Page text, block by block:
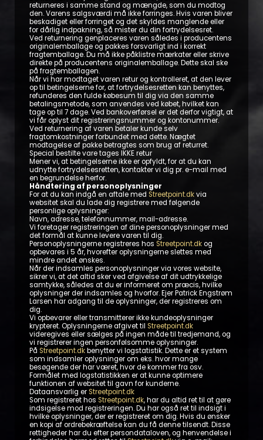
returneres i samme stand og mængde, som du modtog
den. Varens salgsværdi må ikke forringes. Hvis varen bliver
beskadiget eller forringet og det skyldes manglende eller
for dårlig indpakning, så mister du din fortrydelsesret.
Ved returnering genplaceres varen således i producentens
originalemballage og pakkes forsvarligt ind i korrekt
fragtemballage. Du må ikke påklistre mærkater eller skrive
direkte på producentens originalemballage. Dette skal ske
på fragtemballagen.
Når vi har modtaget varen retur og kontrolleret, at den lever
op til betingelserne for, at fortrydelsesretten kan benyttes,
refunderes den fulde købesum til dig via den samme
betalingsmetode, som anvendes ved købet, hvilket kan
tage op til 7 dage. Ved bankoverførsel er det derfor vigtigt, at
vi får oplyst dit registreringsnummer og kontonummer.
Ved returnering af varen betaler kunde selv
fragtomkostninger forbundet med dette. Nægtet
modtagelse af pakke betragtes som brug af returret.
Special bestilte vare tages IKKE retur
Mener vi, at betingelserne ikke er opfyldt, for at du kan
udnytte fortrydelsesretten, kontakter vi dig pr. e-mail med
en begrundelse herfor.
Håndtering af personoplysninger
For at du kan indgå en aftale med Streetpoint.dkvia
websitet skal du lade dig registrere med følgende
personlige oplysninger:
Navn, adresse, telefonnummer, mail-adresse.
Vi foretager registreringen af dine personoplysninger med
det formål at kunne levere varen til dig.
Personoplysningerne registreres hos Streetpoint.dkog
opbevares i 5 år, hvorefter oplysningerne slettes med
mindre andet ønskes.
Når der indsamles personoplysninger via vores website,
sikrer vi, at det altid sker ved afgivelse af dit udtrykkelige
samtykke, således at du er informeret om præcis, hvilke
oplysninger der indsamles og hvorfor. Ejer Patrick Engstrøm
Larsen har adgang til de oplysninger, der registreres om
dig.
Vi opbevarer eller transmitterer ikke kundeoplysninger
krypteret. Oplysningerne afgivet til Streetpoint.dk
videregives eller sælges på ingen måde til tredjemand, og
vi registrerer ingen personfølsomme oplysninger.
På Streetpoint.dkbenytter vi logstatistik. Dette er et system
som indsamler oplysninger om eks. hvor mange
besøgende der har været, hvor de kommer fra osv.
Formålet med logstatistikken er at kunne optimere
funktionen af websitet til gavn for kunderne.
Dataansvarlig erStreetpoint.dk
Som registreret hos Streetpoint.dk, har du altid ret til at gøre
indsigelse mod registreringen. Du har også ret til indsigt i
hvilke oplysninger, der er registreret om dig. Hvis du ønsker
en kopi af ordrebekræftelse kan du få denne tilsendt. Disse
rettigheder har du efter persondataloven, og henvendelse i